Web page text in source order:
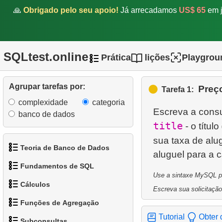
🙏 Obrigado pelo seu apoio! Já arrecadamos US$ 65 em
SQLtest.online Prática lições
Agrupar tarefas por:
complexidade
categoria
banco de dados
Teoria de Banco de Dados
Dados?
2.O que é SGBD?
Fundamentos de SQL
Cálculos
Funções de Agregação
Tarefa 1:
Escreva a
title - o título
sua taxa de
Use a sintaxe MySQL
Escreva sua
Tutorial Obter